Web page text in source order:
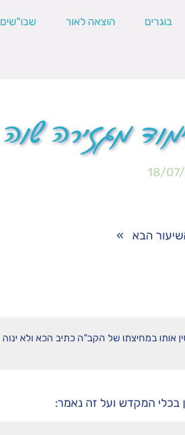
בוגרים הוצאה לאור שבו"שים
מגזירה שוה
18/
הבא »
אותו במחיצתו של הקב"ה כתיב הכא ולא ינוה
המקדש ועל זה נאמר: